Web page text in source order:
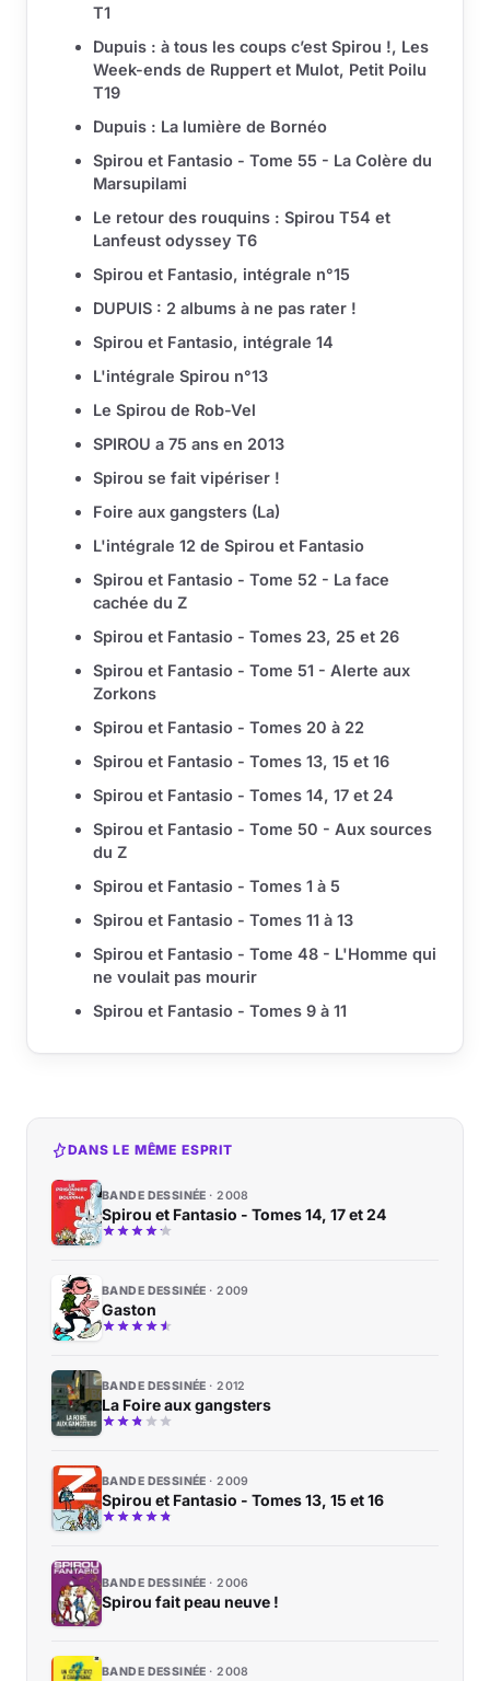
T1
Dupuis : à tous les coups c’est Spirou !, Les
Week-ends de Ruppert et Mulot, Petit Poilu
T19
Dupuis : La lumière de Bornéo
Spirou et Fantasio - Tome 55 - La Colère du
Marsupilami
Le retour des rouquins : Spirou T54 et
Lanfeust odyssey T6
Spirou et Fantasio, intégrale n°15
DUPUIS : 2 albums à ne pas rater !
Spirou et Fantasio, intégrale 14
L'intégrale Spirou n°13
Le Spirou de Rob-Vel
SPIROU a 75 ans en 2013
Spirou se fait vipériser !
Foire aux gangsters (La)
L'intégrale 12 de Spirou et Fantasio
Spirou et Fantasio - Tome 52 - La face
cachée du Z
Spirou et Fantasio - Tomes 23, 25 et 26
Spirou et Fantasio - Tome 51 - Alerte aux
Zorkons
Spirou et Fantasio - Tomes 20 à 22
Spirou et Fantasio - Tomes 13, 15 et 16
Spirou et Fantasio - Tomes 14, 17 et 24
Spirou et Fantasio - Tome 50 - Aux sources
du Z
Spirou et Fantasio - Tomes 1 à 5
Spirou et Fantasio - Tomes 11 à 13
Spirou et Fantasio - Tome 48 - L'Homme qui
ne voulait pas mourir
Spirou et Fantasio - Tomes 9 à 11
DANS LE MÊME ESPRIT
BANDE DESSINÉE 2008
Spirou et Fantasio - Tomes 14, 17 et 24
BANDE DESSINÉE 2009
Gaston
BANDE DESSINÉE 2012
La Foire aux gangsters
BANDE DESSINÉE 2009
Spirou et Fantasio - Tomes 13, 15 et 16
BANDE DESSINÉE 2006
Spirou fait peau neuve !
BANDE DESSINÉE 2008